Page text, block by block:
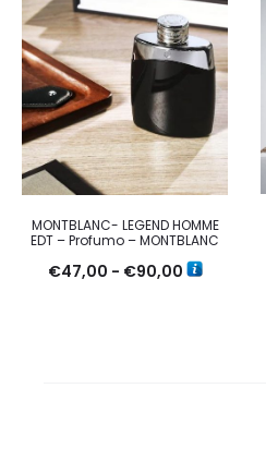
MONTBLANC- LEGEND HOMME
EDT – Profumo – MONTBLANC
€47,00 - €90,00Fascia